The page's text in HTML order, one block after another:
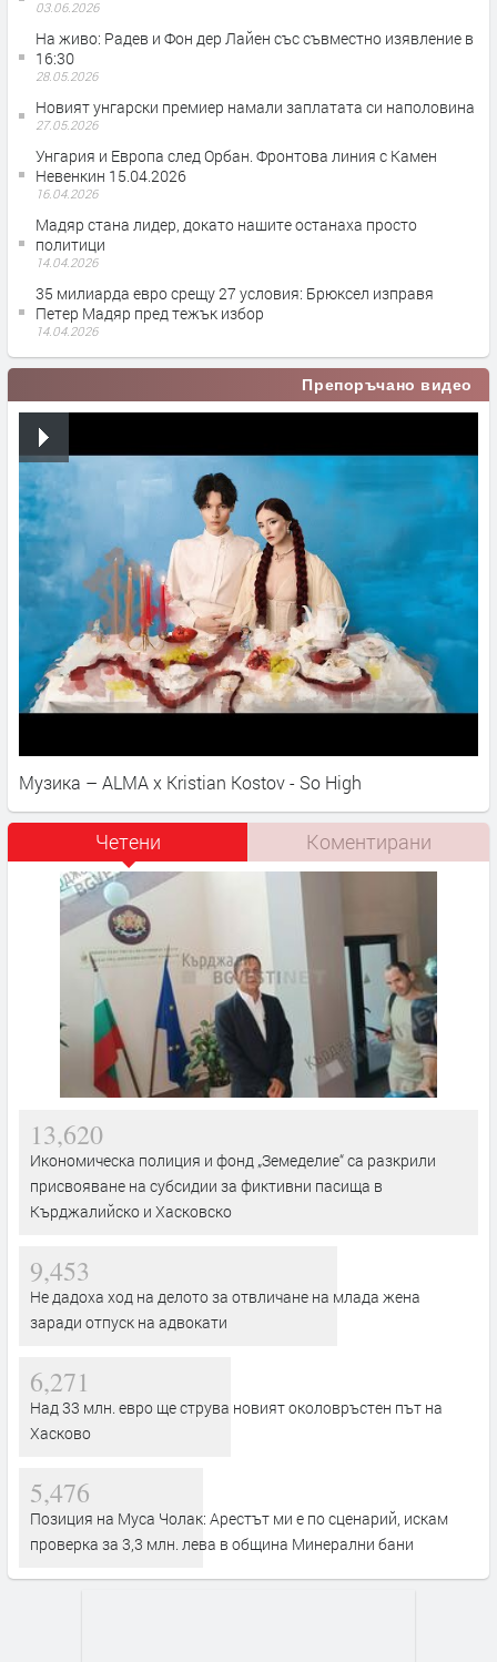
03.06.2026
На живо: Радев и Фон дер Лайен със съвместно изявление в
16:30
28.05.2026
Новият унгарски премиер намали заплатата си наполовина
27.05.2026
Унгария и Европа след Орбан. Фронтова линия с Камен
Невенкин 15.04.2026
16.04.2026
Мадяр стана лидер, докато нашите останаха просто
политици
14.04.2026
35 милиарда евро срещу 27 условия: Брюксел изправя
Петер Мадяр пред тежък избор
14.04.2026
Препоръчано видео
Музика – ALMA x Kristian Kostov - So High
Четени Коментирани
13,620
Икономическа полиция и фонд „Земеделие“ са разкрили
присвояване на субсидии за фиктивни пасища в
Кърджалийско и Хасковско
9,453
Не дадоха ход на делото за отвличане на млада жена
заради отпуск на адвокати
6,271
Над 33 млн. евро ще струва новият околовръстен път на
Хасково
5,476
Позиция на Муса Чолак: Арестът ми е по сценарий, искам
проверка за 3,3 млн. лева в община Минерални бани